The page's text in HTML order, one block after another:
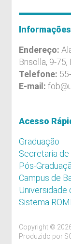
Informações
Endereço:
Brisolla, 9-75,
Telefone:
E-mail:
Acesso
Graduação
Secretaria de
Pós-
Campus de
Universidade
Sistema
Copyright ©
Produzido por